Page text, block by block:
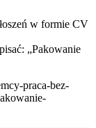
w formie CV
„Pakowanie
praca-bez-